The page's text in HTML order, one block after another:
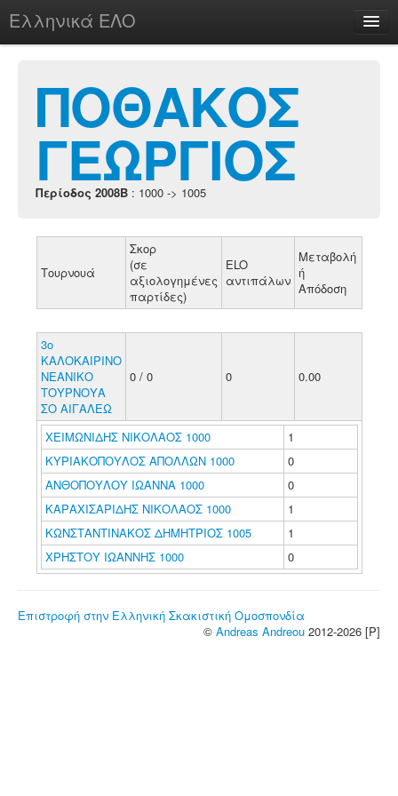
Ελληνικά ΕΛΟ
chesstu.be @ discord
Login
ΠΟΘΑΚΟΣ
ΓΕΩΡΓΙΟΣ
Περίοδος 2008B : 1000 -> 1005
Τουρνουά
Σκορ
(σε
αξιολογημένες
παρτίδες)
ELO
αντιπάλων
Μεταβολή
ή
Απόδοση
3ο
ΚΑΛΟΚΑΙΡΙΝΟ
ΝΕΑΝΙΚΟ
ΤΟΥΡΝΟΥΑ
ΣΟ ΑΙΓΑΛΕΩ
0 / 0 0 0.00
ΧΕΙΜΩΝΙΔΗΣ ΝΙΚΟΛΑΟΣ 1000
1
ΚΥΡΙΑΚΟΠΟΥΛΟΣ ΑΠΟΛΛΩΝ 1000
0
ΑΝΘΟΠΟΥΛΟΥ ΙΩΑΝΝΑ 1000
0
ΚΑΡΑΧΙΣΑΡΙΔΗΣ ΝΙΚΟΛΑΟΣ 1000
1
ΚΩΝΣΤΑΝΤΙΝΑΚΟΣ ΔΗΜΗΤΡΙΟΣ 1005
1
ΧΡΗΣΤΟΥ ΙΩΑΝΝΗΣ 1000
0
Επιστροφή στην Ελληνική Σκακιστική Ομοσπονδία
© Andreas Andreou 2012-2026 [P]